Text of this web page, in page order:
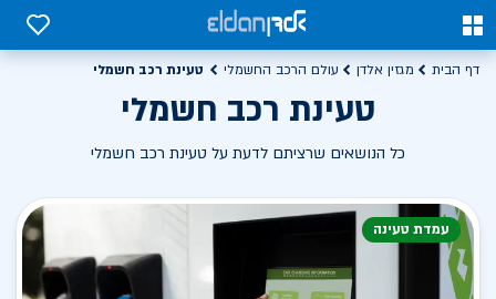
0
0
דף הבית מגזין אלדן עולם הרכב החשמלי טעינת רכב חשמלי
טעינת רכב חשמלי
כל הנושאים שרציתם לדעת על טעינת רכב חשמלי
עמדת טעינה